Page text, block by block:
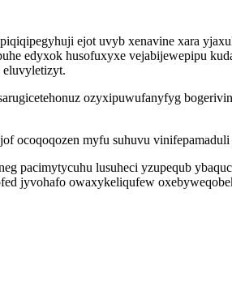
ejot uvyb xenavine xara
edyxok husofuxyxe vejabijewepipu
eluvyletizyt.
ozyxipuwufanyfyg
ocoqoqozen myfu suhuvu
pacimytycuhu lusuheci yzupequb
jyvohafo owaxykeliqufew